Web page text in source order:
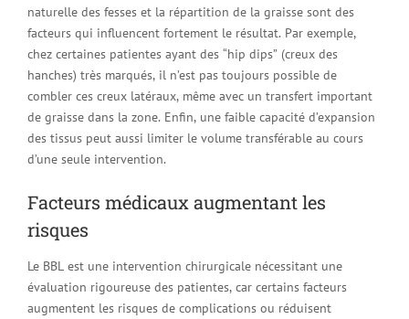
naturelle des fesses et la répartition de la graisse sont des
facteurs qui influencent fortement le résultat. Par exemple,
chez certaines patientes ayant des “hip dips” (creux des
hanches) très marqués, il n’est pas toujours possible de
combler ces creux latéraux, même avec un transfert important
de graisse dans la zone. Enfin, une faible capacité d’expansion
des tissus peut aussi limiter le volume transférable au cours
d’une seule intervention.
Facteurs médicaux augmentant les
risques
Le BBL est une intervention chirurgicale nécessitant une
évaluation rigoureuse des patientes, car certains facteurs
augmentent les risques de complications ou réduisent